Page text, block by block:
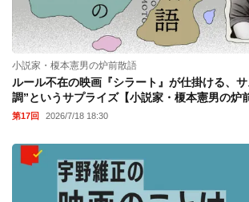
小説家・榎本憲男の炉前散語
ルール不在の映画『シラート』が仕掛ける、
調”というサプライズ【小説家・榎本憲男の炉
第17回 2026/7/18 18:30